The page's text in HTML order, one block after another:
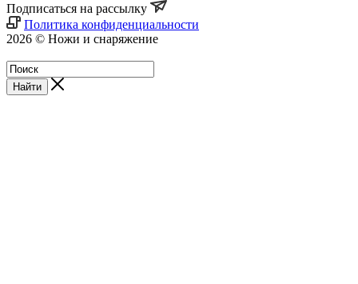
Подписаться на рассылку
Политика конфиденциальности
2026 © Ножи и снаряжение
Найти